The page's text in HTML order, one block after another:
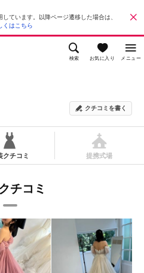
ています。以降ページ遷移した場合は、
くはこちら
検索 お気に入り メニュー
クチコミを書く
クチコミ 提携式場
チコミ